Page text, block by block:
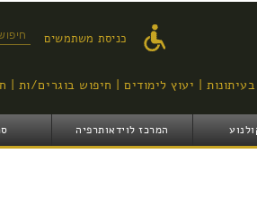
העיקרי
כניסת משתמשים
יעוץ לימודים חיפוש בוגרים/ות
המרכז לוידאותרפיה